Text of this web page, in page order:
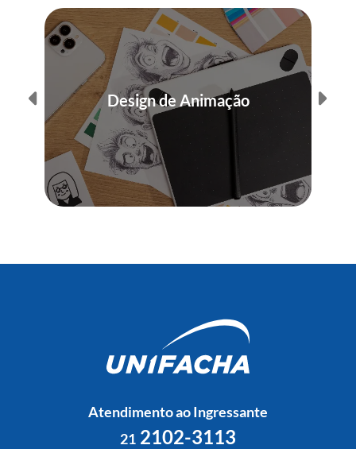
Design de Animação
Atendimento ao Ingressante
212102-3113